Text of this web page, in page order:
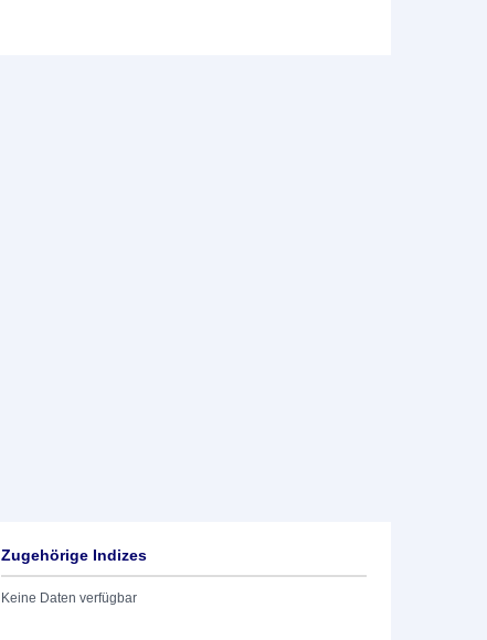
Zugehörige Indizes
Keine Daten verfügbar